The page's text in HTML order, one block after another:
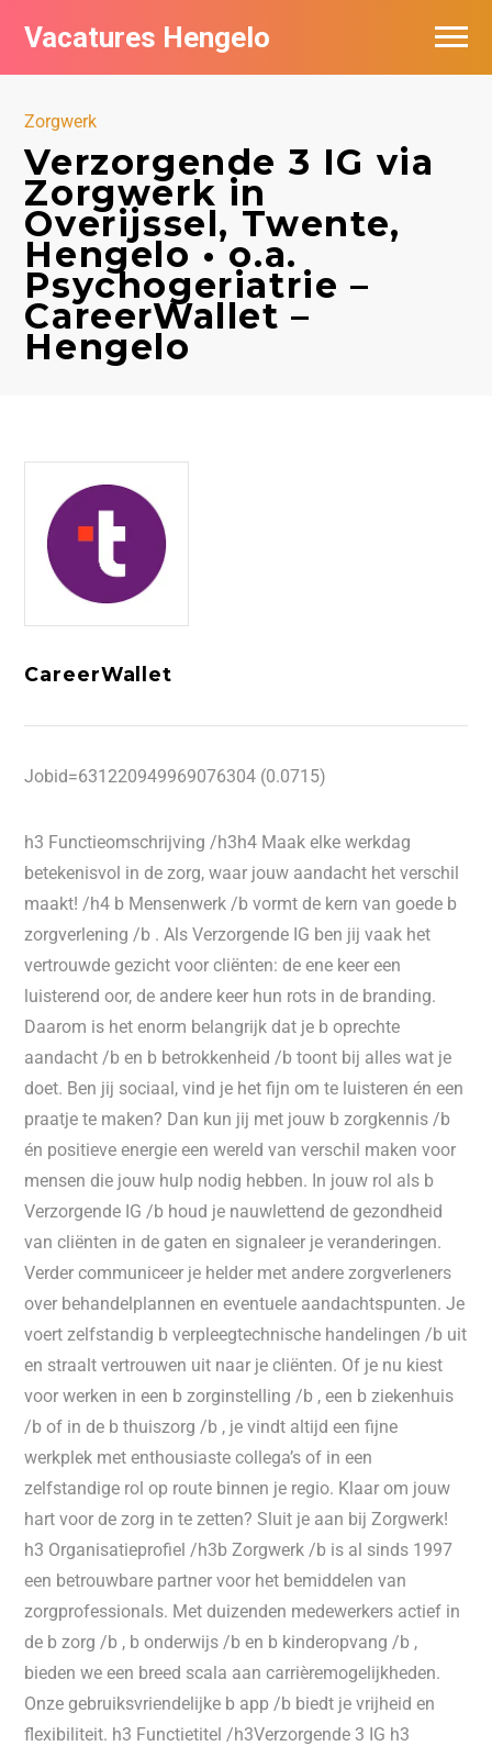
Vacatures Hengelo
Zorgwerk
Verzorgende 3 IG via
Zorgwerk in
Overijssel, Twente,
Hengelo • o.a.
Psychogeriatrie –
CareerWallet –
Hengelo
CareerWallet
Jobid=631220949969076304 (0.0715)
h3 Functieomschrijving /h3h4 Maak elke werkdag
betekenisvol in de zorg, waar jouw aandacht het verschil
maakt! /h4 b Mensenwerk /b vormt de kern van goede b
zorgverlening /b . Als Verzorgende IG ben jij vaak het
vertrouwde gezicht voor cliënten: de ene keer een
luisterend oor, de andere keer hun rots in de branding.
Daarom is het enorm belangrijk dat je b oprechte
aandacht /b en b betrokkenheid /b toont bij alles wat je
doet. Ben jij sociaal, vind je het fijn om te luisteren én een
praatje te maken? Dan kun jij met jouw b zorgkennis /b
én positieve energie een wereld van verschil maken voor
mensen die jouw hulp nodig hebben. In jouw rol als b
Verzorgende IG /b houd je nauwlettend de gezondheid
van cliënten in de gaten en signaleer je veranderingen.
Verder communiceer je helder met andere zorgverleners
over behandelplannen en eventuele aandachtspunten. Je
voert zelfstandig b verpleegtechnische handelingen /b uit
en straalt vertrouwen uit naar je cliënten. Of je nu kiest
voor werken in een b zorginstelling /b , een b ziekenhuis
/b of in de b thuiszorg /b , je vindt altijd een fijne
werkplek met enthousiaste collega’s of in een
zelfstandige rol op route binnen je regio. Klaar om jouw
hart voor de zorg in te zetten? Sluit je aan bij Zorgwerk!
h3 Organisatieprofiel /h3b Zorgwerk /b is al sinds 1997
een betrouwbare partner voor het bemiddelen van
zorgprofessionals. Met duizenden medewerkers actief in
de b zorg /b , b onderwijs /b en b kinderopvang /b ,
bieden we een breed scala aan carrièremogelijkheden.
Onze gebruiksvriendelijke b app /b biedt je vrijheid en
flexibiliteit. h3 Functietitel /h3Verzorgende 3 IG h3
Vacatures per bedrijf in Hengelo
Populair
Nieuwsbrief feed